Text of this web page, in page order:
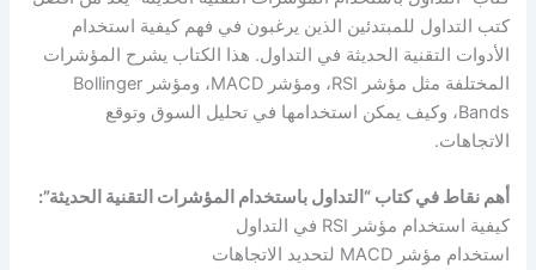
كتب التداول للمبتدئين الذين يرغبون في فهم كيفية استخدام
الأدوات التقنية الحديثة في التداول. هذا الكتاب يشرح المؤشرات
المختلفة مثل مؤشر RSI، ومؤشر MACD، ومؤشر Bollinger
Bands، وكيف يمكن استخدامها في تحليل السوق وتوقع
الاتجاهات.
أهم نقاط في كتاب “التداول باستخدام المؤشرات التقنية الحديثة”:
كيفية استخدام مؤشر RSI في التداول
استخدام مؤشر MACD لتحديد الاتجاهات